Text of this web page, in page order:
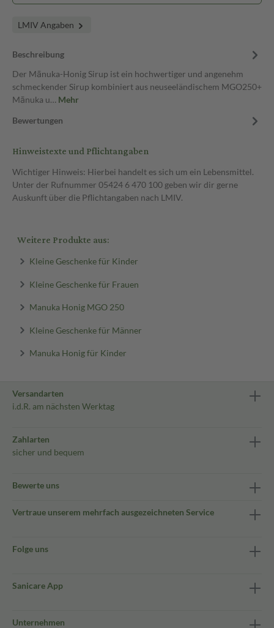
LMIV Angaben
Beschreibung
Der Mānuka-Honig Sirup ist ein hochwertiger und angenehm
schmeckender Sirup kombiniert aus neuseeländischem MGO250+
Mānuka u… Mehr
Bewertungen
Hinweistexte und Pflichtangaben
Wichtiger Hinweis: Hierbei handelt es sich um ein Lebensmittel.
Unter der Rufnummer 05424 6 470 100 geben wir dir gerne
Auskunft über die Pflichtangaben nach LMIV.
Weitere Produkte aus:
Kleine Geschenke für Kinder
Kleine Geschenke für Frauen
Manuka Honig MGO 250
Kleine Geschenke für Männer
Manuka Honig für Kinder
Versandarten
i.d.R. am nächsten Werktag
Zahlarten
sicher und bequem
Bewerte uns
Vertraue unserem mehrfach ausgezeichneten Service
Folge uns
Sanicare App
Unternehmen